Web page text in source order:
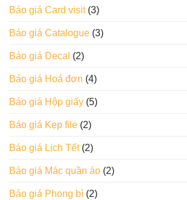
Báo giá Card visit(3)
Báo giá Catalogue (3)
Báo giá Decal (2)
Báo giá Hoá đơn (4)
Báo giá Hộp giấy (5)
Báo giá Kẹp file (2)
Báo giá Lịch Tết(2)
Báo giá Mác quần áo (2)
Báo giá Phong bì (2)